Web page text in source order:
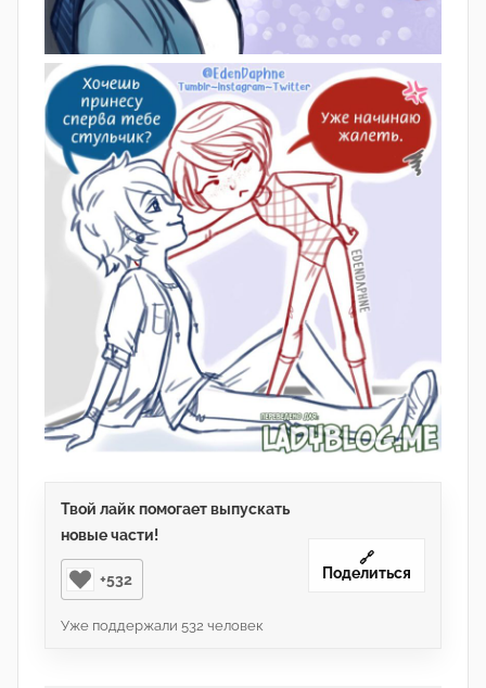
Твой лайк помогает выпускать
новые части!
+532
Уже поддержали 532 человек
🔗
Поделиться